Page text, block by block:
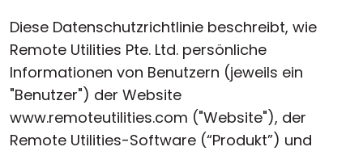
Diese Datenschutzrichtlinie beschreibt, wie
Remote Utilities Pte. Ltd. persönliche
Informationen von Benutzern (jeweils ein
"Benutzer") der Website
www.remoteutilities.com ("Website"), der
Remote Utilities-Software (“Produkt”) und